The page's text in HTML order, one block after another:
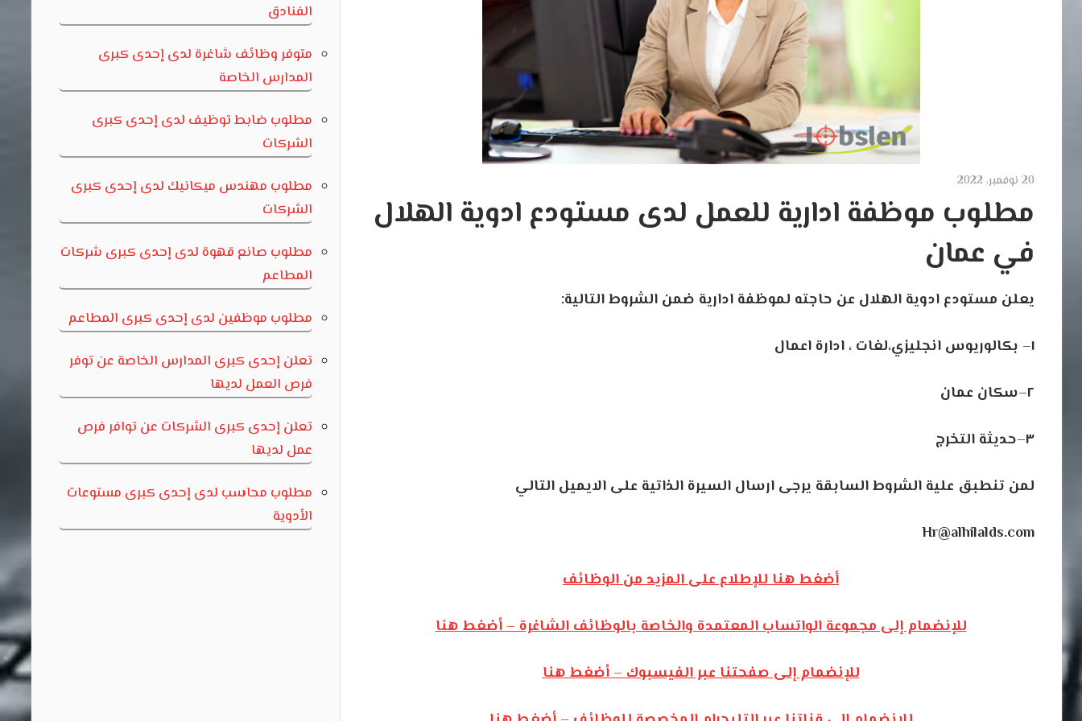
20 نوفمبر، 2022
مطلوب موظفة ادارية للعمل لدى مستودع ادوية الهلال
في عمان
يعلن مستودع ادوية الهلال عن حاجته لموظفة ادارية ضمن الشروطالتالية:
١– بكالوريوس انجليزي،لغات ، ادارة اعمال
٢–سكان عمان
٣–حديثة التخرج
لمن تنطبق علية الشروطالسابقة يرجى ارسال السيرة الذاتية على الايميل التالي
Hr@alhilalds.com
أضغط هنا للإطلاع على المزيد من الوظائف
للإنضمام إلى مجموعة الواتساب المعتمدة والخاصة بالوظائف الشاغرة – أضغط هنا
للإنضمام إلى صفحتنا عبر الفيسبوك – أضغط هنا
الفنادق
متوفر وظائف شاغرة لدى إحدى كبرى
المدارس الخاصة
مطلوب ضابط توظيف لدى إحدى كبرى
الشركات
مطلوب مهندس ميكانيك لدى إحدى كبرى
الشركات
مطلوب صانع قهوة لدى إحدى كبرى شركات
المطاعم
مطلوب موظفين لدى إحدى كبرى المطاعم
تعلن إحدى كبرى المدارس الخاصة عن توفر
فرص العمل لديها
تعلن إحدى كبرى الشركات عن توافر فرص
عمل لديها
مطلوب محاسب لدى إحدى كبرى مستوعات
الأدوية